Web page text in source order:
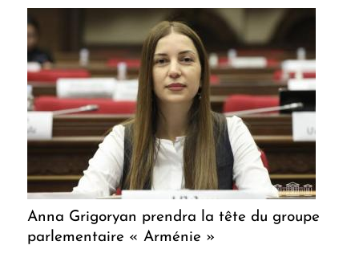
Anna Grigoryan prendra la tête du groupe
parlementaire « Arménie »